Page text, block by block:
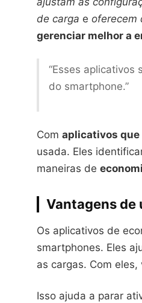
de carga e oferecem
gerenciar melhor a
“Esses aplicativos
do smartphone.”
Com aplicativos
usada. Eles
maneiras de
Vantagens de
Os aplicativos de
smartphones. Eles
as cargas. Com
Isso ajuda a parar